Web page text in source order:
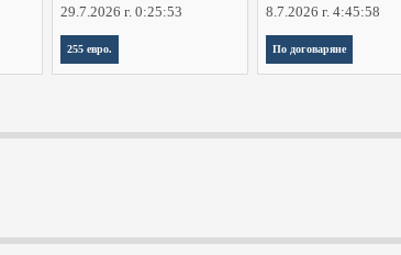
29.7.2026 г. 0:25:53
255 евро.
8.7.2026 г. 4:45:58
По договаряне